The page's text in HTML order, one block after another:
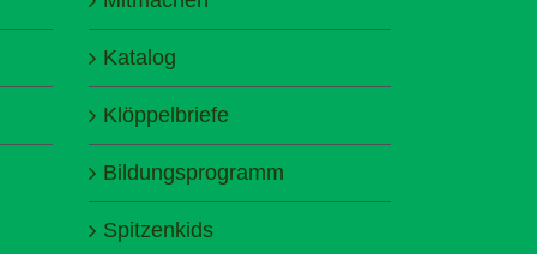
Katalog
Klöppelbriefe
Bildungsprogramm
Spitzenkids